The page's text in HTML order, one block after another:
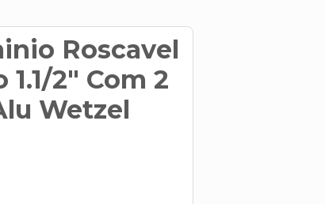
Roscavel
2" Com 2
Wetzel